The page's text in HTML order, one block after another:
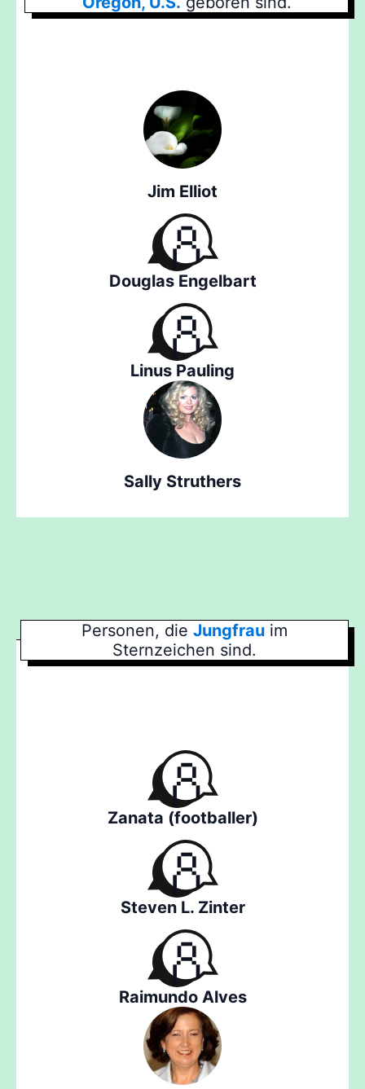
Jim Elliot
Douglas Engelbart
Linus Pauling
Sally Struthers
Personen, die Jungfrau im
Sternzeichen sind.
Zanata (footballer)
Steven L. Zinter
Raimundo Alves